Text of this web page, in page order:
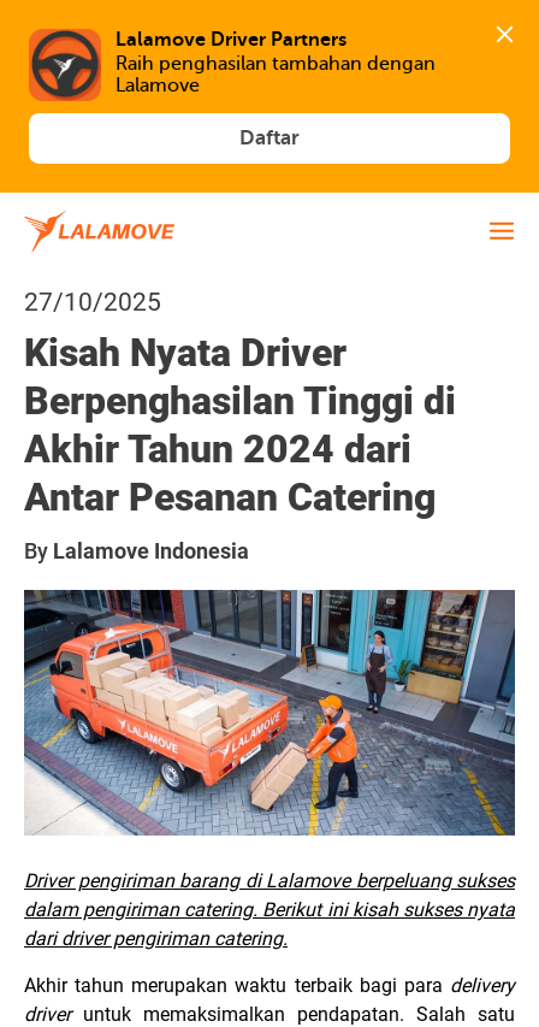
Lalamove Driver Partners
Raih penghasilan tambahan dengan
Lalamove
Daftar
27/10/2025
Kisah Nyata Driver
Berpenghasilan Tinggi di
Akhir Tahun 2024 dari
Antar Pesanan Catering
By Lalamove Indonesia
Driver pengiriman barang di Lalamove berpeluang sukses
dalam pengiriman catering. Berikut ini kisah sukses nyata
dari driver pengiriman catering.
Akhir tahun merupakan waktu terbaik bagi para delivery
driver untuk memaksimalkan pendapatan. Salah satu